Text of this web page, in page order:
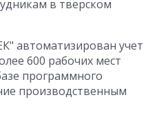
в тверском
автоматизирован учет
600 рабочих мест
программного
производственным